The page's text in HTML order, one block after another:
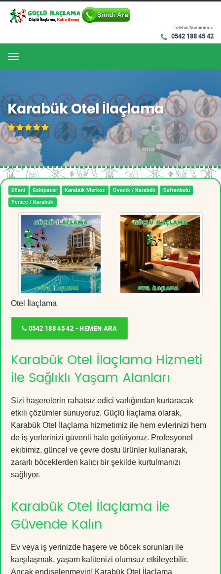
Telefon Numaramız:
0542 188 45 42
Menu
Karabük Otel İlaçlama
Eflani Eskipazar Karabük Merkez Ovacık / Karabük
Safranbolu
Yenice / Karabük
Otel İlaçlama
0542 188 45 42 - HEMEN ARA
Karabük Otel İlaçlama Hizmeti
ile Sağlıklı Yaşam Alanları
Sizi haşerelerin rahatsız edici varlığından kurtaracak
etkili çözümler sunuyoruz. Güçlü İlaçlama olarak,
Karabük Otel İlaçlama hizmetimiz ile hem evlerinizi hem
de iş yerlerinizi güvenli hale getiriyoruz. Profesyonel
ekibimiz, güncel ve çevre dostu ürünler kullanarak,
zararlı böceklerden kalıcı bir şekilde kurtulmanızı
sağlıyor.
Karabük Otel İlaçlama ile
Güvende Kalın
Ev veya iş yerinizde haşere ve böcek sorunları ile
karşılaşmak, yaşam kalitenizi olumsuz etkileyebilir.
Ancak endişelenmeyin! Karabük Otel İlaçlama